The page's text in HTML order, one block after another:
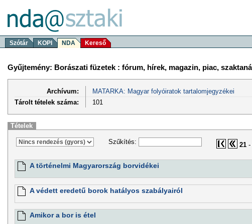
Szótár KOPI NDA Kereső
Gyűjtemény: Borászati füzetek : fórum, hírek, magazin, piac,
Archívum:
MATARKA: Magyar folyóiratok tartalomjegyzékei
Tárolt tételek száma:
101
Tételek
Szűkítés: 21-
A történelmi Magyarország borvidékei
A védett eredetű borok hatályos szabályairól
Amikor a bor is étel